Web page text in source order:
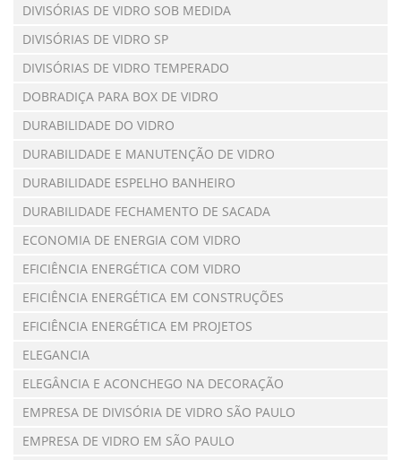
DIVISÓRIAS DE VIDRO SOB MEDIDA
DIVISÓRIAS DE VIDRO SP
DIVISÓRIAS DE VIDRO TEMPERADO
DOBRADIÇA PARA BOX DE VIDRO
DURABILIDADE DO VIDRO
DURABILIDADE E MANUTENÇÃO DE VIDRO
DURABILIDADE ESPELHO BANHEIRO
DURABILIDADE FECHAMENTO DE SACADA
ECONOMIA DE ENERGIA COM VIDRO
EFICIÊNCIA ENERGÉTICA COM VIDRO
EFICIÊNCIA ENERGÉTICA EM CONSTRUÇÕES
EFICIÊNCIA ENERGÉTICA EM PROJETOS
ELEGANCIA
ELEGÂNCIA E ACONCHEGO NA DECORAÇÃO
EMPRESA DE DIVISÓRIA DE VIDRO SÃO PAULO
EMPRESA DE VIDRO EM SÃO PAULO